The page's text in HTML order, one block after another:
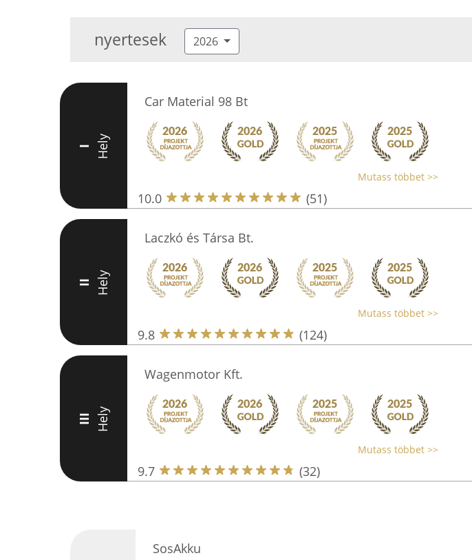
nyertesek 2026
I Hely
Car Material 98 Bt
Mutass többet >>
10.0 (51)
II Hely
Laczkó és Társa Bt.
Mutass többet >>
9.8 (124)
III Hely
Wagenmotor Kft.
Mutass többet >>
9.7 (32)
SosAkku